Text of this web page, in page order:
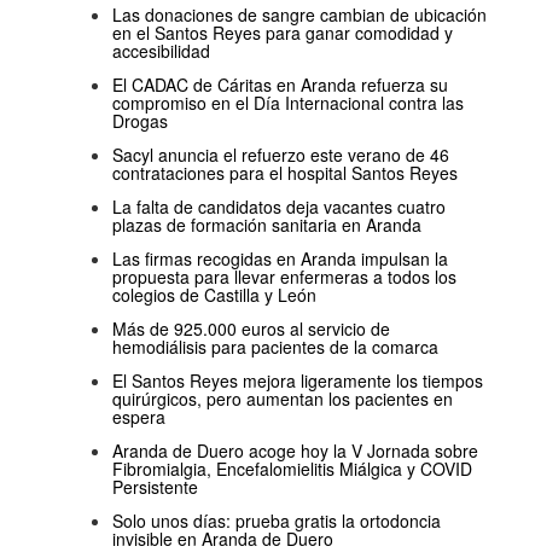
Las donaciones de sangre cambian de ubicación
en el Santos Reyes para ganar comodidad y
accesibilidad
El CADAC de Cáritas en Aranda refuerza su
compromiso en el Día Internacional contra las
Drogas
Sacyl anuncia el refuerzo este verano de 46
contrataciones para el hospital Santos Reyes
La falta de candidatos deja vacantes cuatro
plazas de formación sanitaria en Aranda
Las firmas recogidas en Aranda impulsan la
propuesta para llevar enfermeras a todos los
colegios de Castilla y León
Más de 925.000 euros al servicio de
hemodiálisis para pacientes de la comarca
El Santos Reyes mejora ligeramente los tiempos
quirúrgicos, pero aumentan los pacientes en
espera
Aranda de Duero acoge hoy la V Jornada sobre
Fibromialgia, Encefalomielitis Miálgica y COVID
Persistente
Solo unos días: prueba gratis la ortodoncia
invisible en Aranda de Duero